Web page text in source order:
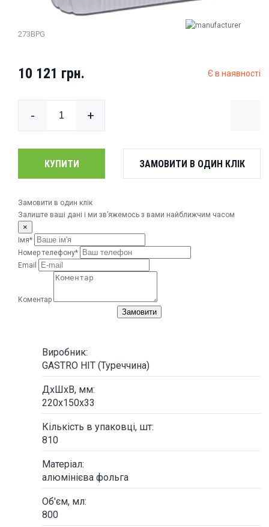
Лотки для сендвічів та бургерів
Холодильні шафи-вітрини
273BPG
10 121 грн. Є в наявності
- +
КУПИТИ ЗАМОВИТИ В ОДИН КЛІК
Замовити в один клік
Залиште ваші дані і ми зв’яжемось з вами найближчим часом
×
Імя*
Номер телефону*
Email
Коментар
Замовити
Виробник:
GASTRO HIT (Туреччина)
ДxШхВ, мм:
220х150х33
Кількість в упаковці, шт:
810
Матеріал:
алюмінієва фольга
Об'єм, мл:
800